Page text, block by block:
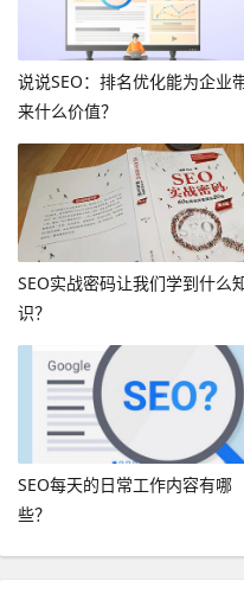
说说SEO：排名优化能为企业
来什么价值？
SEO实战密码让我们学到什么
识？
SEO每天的日常工作内容有哪
些？